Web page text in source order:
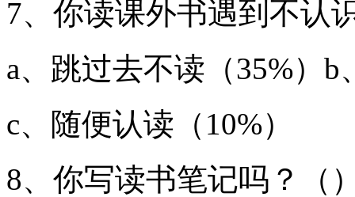
7、你读课外书遇到不认
a、跳过去不读（35%）b
c、随便认读（10%）
8、你写读书笔记吗？（